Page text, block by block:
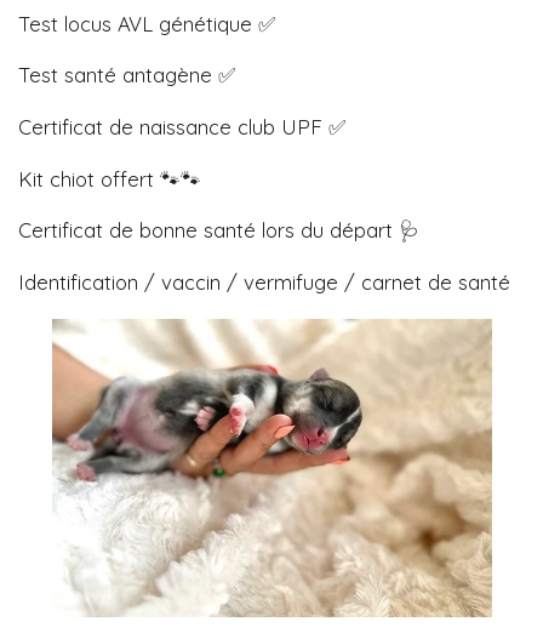
Test locus AVL génétique ✅
Test santé antagène ✅
Certificat de naissance club UPF ✅
Kit chiot offert 🐾🐾
Certificat de bonne santé lors du départ 🩺
Identification / vaccin / vermifuge / carnet de santé